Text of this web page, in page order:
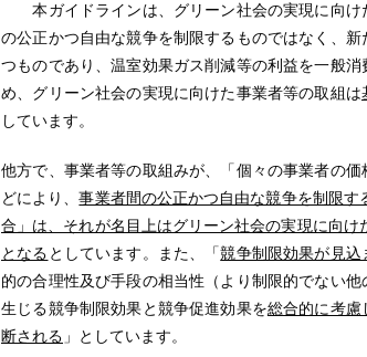
本ガイドラインは、グリーン社会の実現に向け
の公正かつ自由な競争を制限するものではなく、
つものであり、温室効果ガス削減等の利益を一般
め、グリーン社会の実現に向けた事業者等の取組は
しています。
他方で、事業者等の取組みが、「個々の事業者の
どにより、事業者間の公正かつ自由な競争を制限
合」は、それが名目上はグリーン社会の実現に向
となる としています。また、「競争制限効果が見込
的の合理性及び手段の相当性（より制限的でない
生じる競争制限効果と競争促進効果を総合的に考慮
断される 」としています。